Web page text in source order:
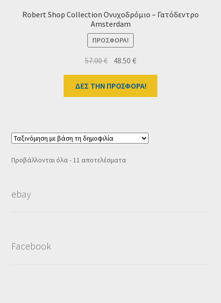
Robert Shop Collection Ονυχοδρόμιο – Γατόδεντρο
Amsterdam
ΠΡΟΣΦΟΡΆ!
57.00€ Original
price
was:
57.00 €.
48.50€Η
τρέχουσα
τιμή
είναι:
ΔΕΣ ΤΗΝ ΠΡΟΣΦΟΡΑ!
Προβάλλονται όλα - 11 αποτελέσματαSorted
ebay
Facebook